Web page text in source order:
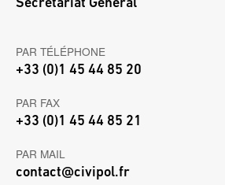
Secrétariat Général
PAR TÉLÉPHONE
+33 (0)1 45 44 85 20
PAR FAX
+33 (0)1 45 44 85 21
PAR MAIL
contact@civipol.fr